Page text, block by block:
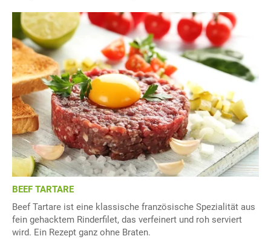
BEEF TARTARE
Beef Tartare ist eine klassische französische Spezialität aus
fein gehacktem Rinderfilet, das verfeinert und roh serviert
wird. Ein Rezept ganz ohne Braten.